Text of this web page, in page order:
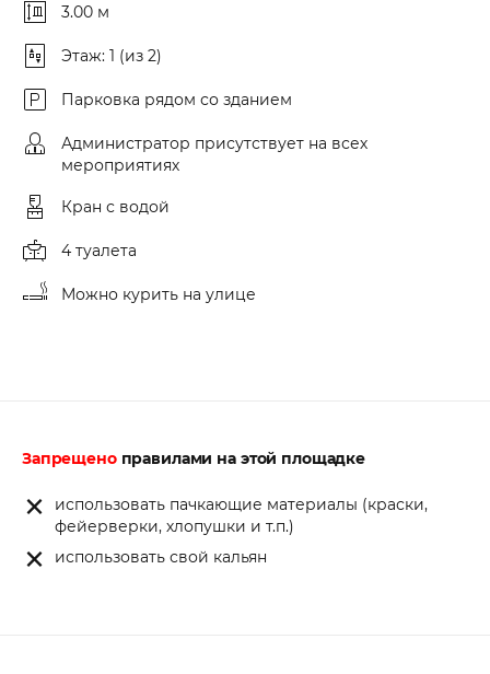
3.00 м
Этаж: 1 (из 2)
Парковка рядом со зданием
Администратор присутствует на всех
мероприятиях
Кран с водой
4 туалета
Можно курить на улице
Запрещеноправилами на этой площадке
использовать пачкающие материалы (краски,
фейерверки, хлопушки и т.п.)
использовать свой кальян